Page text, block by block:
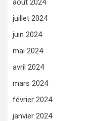
août 2024
juillet 2024
juin 2024
mai 2024
avril 2024
mars 2024
février 2024
janvier 2024